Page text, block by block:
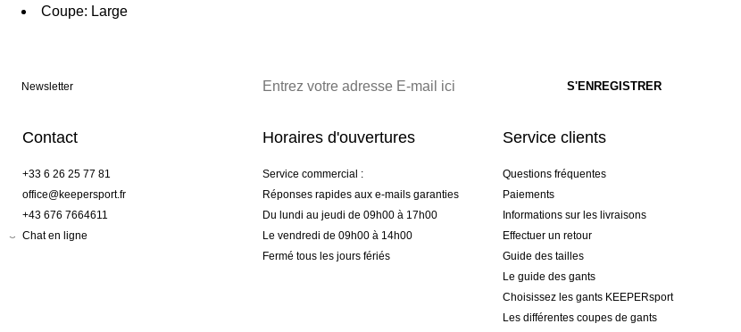
Coupe: Large
Newsletter
Contact
+33 6 26 25 77 81
office@keepersport.fr
+43 676 7664611
Chat en ligne
Horaires d'ouvertures
Service commercial :
Réponses rapides aux e-mails garanties
Du lundi au jeudi de 09h00 à 17h00
Le vendredi de 09h00 à 14h00
Fermé tous les jours fériés
Service clients
Questions fréquentes
Paiements
Informations sur les livraisons
Effectuer un retour
Guide des tailles
Le guide des gants
Choisissez les gants KEEPERsport
Les différentes coupes de gants